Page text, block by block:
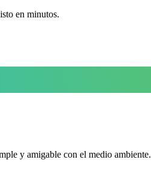
en minutos.
y amigable con el medio ambiente.